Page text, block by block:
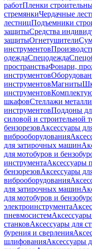
работПленки
стремянкиЧердачные
лестницПодъемники
защитыСредства
защитыОгнетушители
инструментов
одеждаСпецодежда
пространстваФонари,
инструментов
инструментовМагниты
инструментов
шкафовСтеллажи
инструментовПоддоны
силовой и строительной
бензорезовАксессуары
виброоборудования
для затирочных машин
для мотобуров и
инструментаАксессуары
бензорезовАксессуары
виброоборудования
для затирочных машин
для мотобуров и
электроинструмента
пневмосистем
станковАксессуары для
бурения и сверления
шлифованияАксессуары